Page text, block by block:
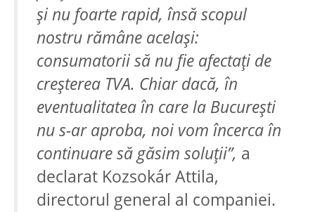
și nu foarte rapid, însă scopul
nostru rămâne același:
consumatorii să nu fie afectați de
creșterea TVA. Chiar dacă, în
eventualitatea în care la București
nu s-ar aproba, noi vom încerca în
continuare să găsim soluții”, a
declarat Kozsokár Attila,
directorul general al companiei.